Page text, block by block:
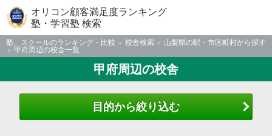
オリコン顧客満足度ランキング
塾・学習塾 検索
塾、スクールのランキング・比較 校舎検索
山梨県の駅・市区町村から探す
甲府周辺の校舎一覧
甲府周辺の校舎
目的から絞り込む